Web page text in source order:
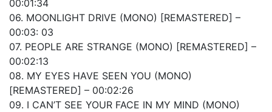
00:01:34
06. MOONLIGHT DRIVE (MONO) [REMASTERED] –
00:03: 03
07. PEOPLE ARE STRANGE (MONO) [REMASTERED] –
00:02:13
08. MY EYES HAVE SEEN YOU (MONO)
[REMASTERED] – 00:02:26
09. I CAN’T SEE YOUR FACE IN MY MIND (MONO)